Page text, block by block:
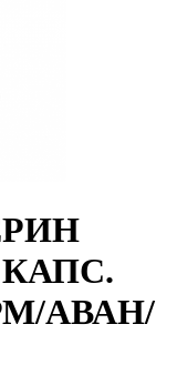
АВАН/